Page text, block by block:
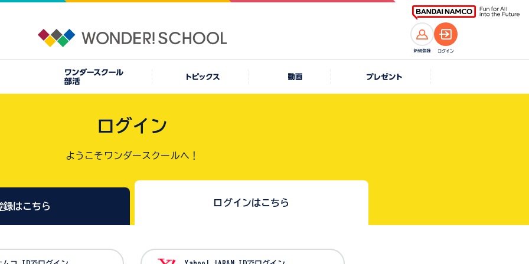
ログイン
ようこそワンダースクールへ！
録はこちら ログインはこちら